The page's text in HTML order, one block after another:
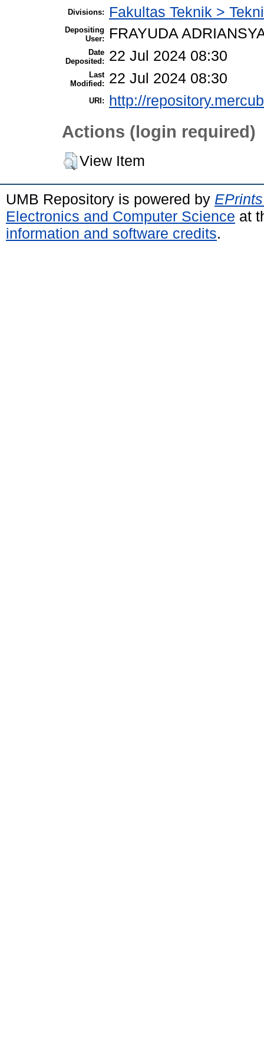
Divisions: Fakultas Teknik >
Depositing
User:
FRAYUDA
Date
Deposited:
22 Jul 2024 08:30
Last
Modified:
22 Jul 2024 08:30
URI: http://
Actions (login required)
View Item
UMB Repository is powered by
Electronics and Computer Science at
information and software credits.